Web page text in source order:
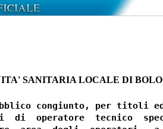
SANITARIA LOCALE DI
congiunto, per titoli
di  operatore  tecnico